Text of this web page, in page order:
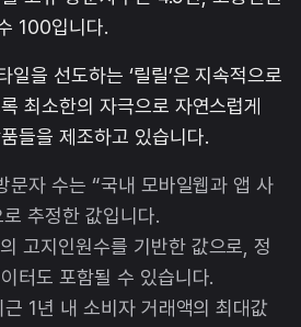
100입니다.
일을 선도하는 ‘릴릴’은 지속적으로
최소한의 자극으로 자연스럽게
들을 제조하고 있습니다.
문자 수는 “국내 모바일웹과 앱 사
추정한 값입니다.
고지인원수를 기반한 값으로, 정
터도 포함될 수 있습니다.
1년 내 소비자 거래액의 최대값